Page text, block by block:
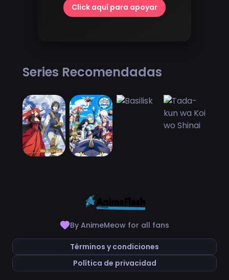
Click aquí para apoyar
Series Recomendadas
By AnimeMeow for all fans
Términos y condiciones
Política de privacidad